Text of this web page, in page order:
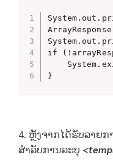
if
}
4. ຫຼັງຈາກໄດ້ຮັບລາຍ
ສໍາລັບການລະບຸ